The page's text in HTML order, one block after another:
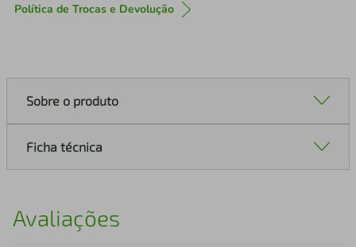
Política de Trocas e Devolução
Sobre o produto
Ficha técnica
Avaliações